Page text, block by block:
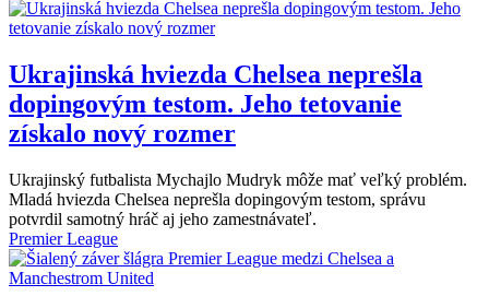
Ukrajinská hviezda Chelsea neprešla
dopingovým testom. Jeho tetovanie
získalo nový rozmer
Ukrajinský futbalista Mychajlo Mudryk môže mať veľký problém.
Mladá hviezda Chelsea neprešla dopingovým testom, správu
potvrdil samotný hráč aj jeho zamestnávateľ.
Premier League